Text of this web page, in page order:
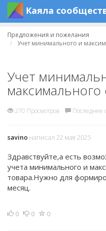
Каяла
Предложения и пожелания
Учет минимального и
Учет
максимального
270 Просмотров Последнее
savino написал 22 мая 2025
Здравствуйте,а есть
учета минимального и
товара.Нужно для
месяц.
0 0 0